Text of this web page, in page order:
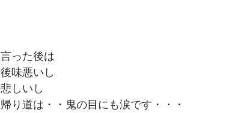
言った後は
後味悪いし
悲しいし
帰り道は・・鬼の目にも涙です・・・